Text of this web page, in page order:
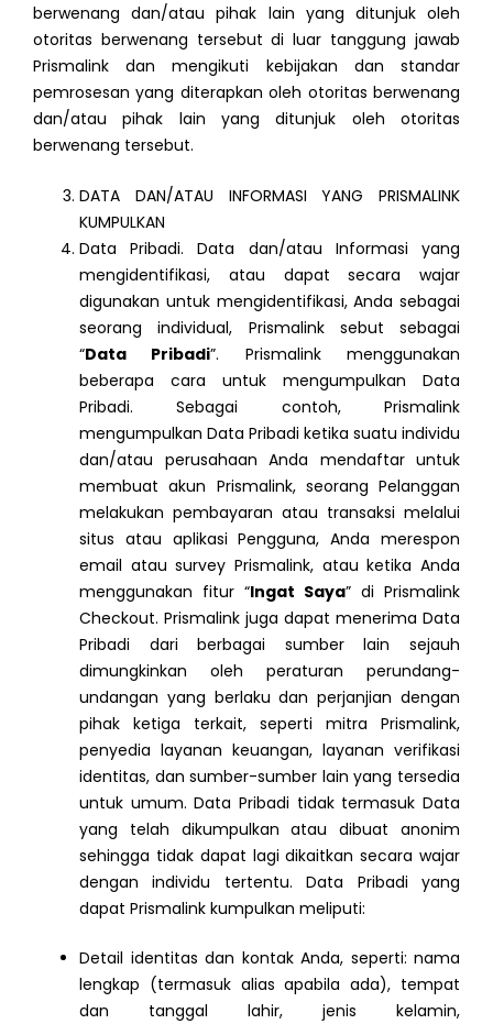
berwenang dan/atau pihak lain yang ditunjuk oleh
otoritas berwenang tersebut di luar tanggung jawab
Prismalink dan mengikuti kebijakan dan standar
pemrosesan yang diterapkan oleh otoritas berwenang
dan/atau pihak lain yang ditunjuk oleh otoritas
berwenang tersebut.
DATA DAN/ATAU INFORMASI YANG PRISMALINK
KUMPULKAN
Data Pribadi. Data dan/atau Informasi yang
mengidentifikasi, atau dapat secara wajar
digunakan untuk mengidentifikasi, Anda sebagai
seorang individual, Prismalink sebut sebagai
“Data Pribadi”. Prismalink menggunakan
beberapa cara untuk mengumpulkan Data
Pribadi. Sebagai contoh, Prismalink
mengumpulkan Data Pribadi ketika suatu individu
dan/atau perusahaan Anda mendaftar untuk
membuat akun Prismalink, seorang Pelanggan
melakukan pembayaran atau transaksi melalui
situs atau aplikasi Pengguna, Anda merespon
email atau survey Prismalink, atau ketika Anda
menggunakan fitur “Ingat Saya” di Prismalink
Checkout. Prismalink juga dapat menerima Data
Pribadi dari berbagai sumber lain sejauh
dimungkinkan oleh peraturan perundang-
undangan yang berlaku dan perjanjian dengan
pihak ketiga terkait, seperti mitra Prismalink,
penyedia layanan keuangan, layanan verifikasi
identitas, dan sumber-sumber lain yang tersedia
untuk umum. Data Pribadi tidak termasuk Data
yang telah dikumpulkan atau dibuat anonim
sehingga tidak dapat lagi dikaitkan secara wajar
dengan individu tertentu. Data Pribadi yang
dapat Prismalink kumpulkan meliputi:
Detail identitas dan kontak Anda, seperti: nama
lengkap (termasuk alias apabila ada), tempat
dan tanggal lahir, jenis kelamin,